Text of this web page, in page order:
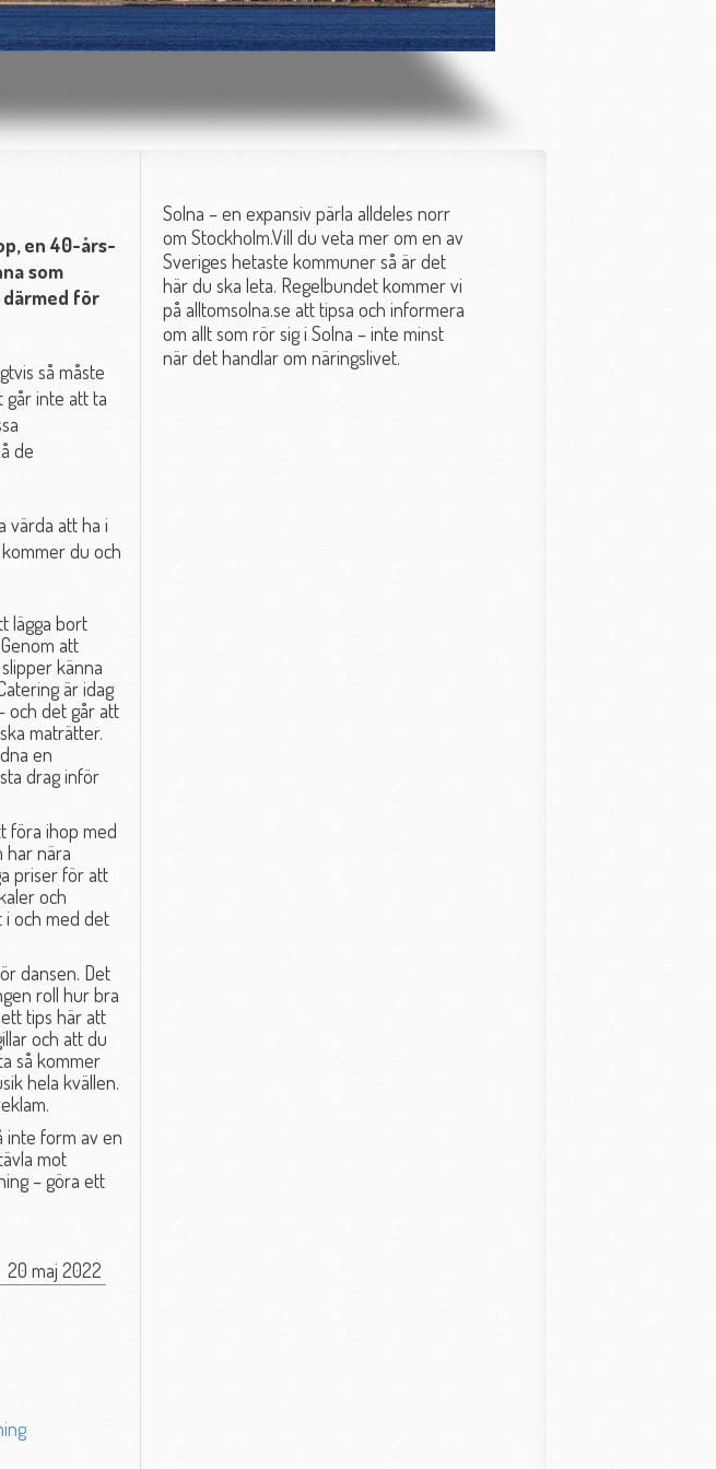
en 40-års-
som
för
så måste
går inte att ta
de
värda att ha i
du och
lägga bort
att
känna
är idag
och det går att
maträtter.
en
drag inför
föra ihop med
har nära
priser för att
och
i och med det
dansen. Det
roll hur bra
tips här att
och att du
så kommer
hela kvällen.
inte form av en
mot
– göra ett
20 maj 2022
Solna – en expansiv pärla alldeles norr
om Stockholm.Vill du veta mer om en av
Sveriges hetaste kommuner så är det
här du ska leta. Regelbundet kommer vi
på alltomsolna.se att tipsa och informera
om allt som rör sig i Solna – inte minst
när det handlar om näringslivet.